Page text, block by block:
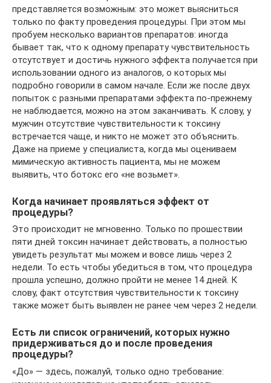
представляется возможным: это может выясниться
только по факту проведения процедуры. При этом мы
пробуем несколько вариантов препаратов: иногда
бывает так, что к одному препарату чувствительность
отсутствует и достичь нужного эффекта получается при
использовании одного из аналогов, о которых мы
подробно говорили в самом начале. Если же после двух
попыток с разными препаратами эффекта по‑прежнему
не наблюдается, можно на этом заканчивать. К слову, у
мужчин отсутствие чувствительности к токсину
встречается чаще, и никто не может это объяснить.
Даже на приеме у специалиста, когда мы оцениваем
мимическую активность пациента, мы не можем
выявить, что ботокс его «не возьмет».
Когда начинает проявляться эффект от
процедуры?
Это происходит не мгновенно. Только по прошествии
пяти дней токсин начинает действовать, а полностью
увидеть результат мы можем и вовсе лишь через 2
недели. То есть чтобы убедиться в том, что процедура
прошла успешно, должно пройти не менее 14 дней. К
слову, факт отсутствия чувствительности к токсину
также может быть выявлен не ранее чем через 2 недели.
Есть ли список ограничений, которых нужно
придерживаться до и после проведения
процедуры?
«До» — здесь, пожалуй, только одно требование: